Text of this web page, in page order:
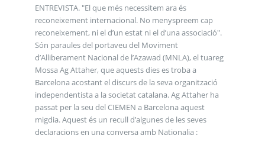
ENTREVISTA. "El que més necessitem ara és
reconeixement internacional. No menyspreem cap
reconeixement, ni el d’un estat ni el d’una associació".
Són paraules del portaveu del Moviment
d’Alliberament Nacional de l’Azawad (MNLA), el tuareg
Mossa Ag Attaher, que aquests dies es troba a
Barcelona acostant el discurs de la seva organització
independentista a la societat catalana. Ag Attaher ha
passat per la seu del CIEMEN a Barcelona aquest
migdia. Aquest és un recull d’algunes de les seves
declaracions en una conversa amb Nationalia :